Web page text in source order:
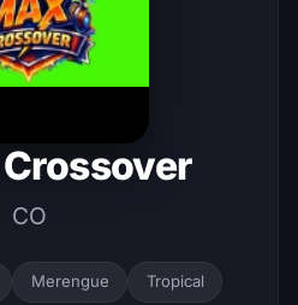
CO
Merengue Tropical